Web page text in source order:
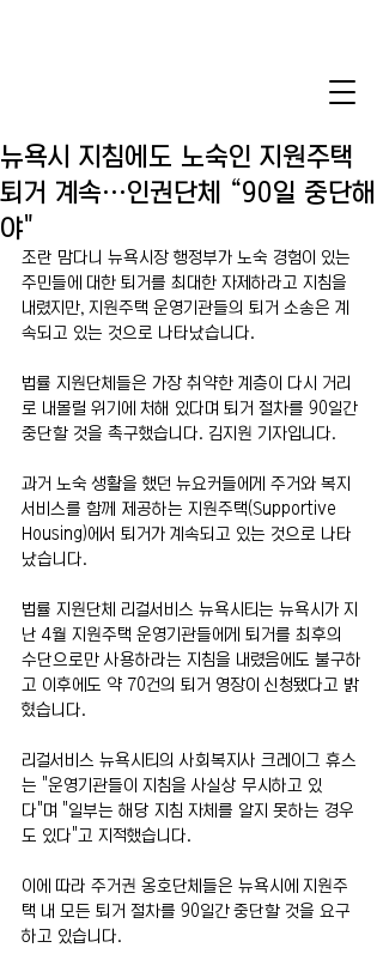
뉴욕시 지침에도 노숙인 지원주택
퇴거 계속…인권단체 “90일 중단해
야"
조란 맘다니 뉴욕시장 행정부가 노숙 경험이 있는
주민들에 대한 퇴거를 최대한 자제하라고 지침을
내렸지만, 지원주택 운영기관들의 퇴거 소송은 계
속되고 있는 것으로 나타났습니다.
법률 지원단체들은 가장 취약한 계층이 다시 거리
로 내몰릴 위기에 처해 있다며 퇴거 절차를 90일간
중단할 것을 촉구했습니다. 김지원 기자입니다.
과거 노숙 생활을 했던 뉴요커들에게 주거와 복지
서비스를 함께 제공하는 지원주택(Supportive
Housing)에서 퇴거가 계속되고 있는 것으로 나타
났습니다.
법률 지원단체 리걸서비스 뉴욕시티는 뉴욕시가 지
난 4월 지원주택 운영기관들에게 퇴거를 최후의
수단으로만 사용하라는 지침을 내렸음에도 불구하
고 이후에도 약 70건의 퇴거 영장이 신청됐다고 밝
혔습니다.
리걸서비스 뉴욕시티의 사회복지사 크레이그 휴스
는 "운영기관들이 지침을 사실상 무시하고 있
다"며 "일부는 해당 지침 자체를 알지 못하는 경우
도 있다"고 지적했습니다.
이에 따라 주거권 옹호단체들은 뉴욕시에 지원주
택 내 모든 퇴거 절차를 90일간 중단할 것을 요구
하고 있습니다.